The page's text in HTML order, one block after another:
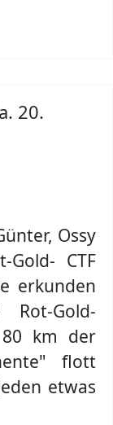
20.
Ossy
CTF
erkunden
Gold-
km der
flott
etwas